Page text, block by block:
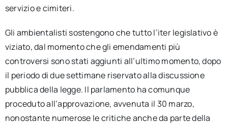
servizio e cimiteri.
Gli ambientalisti sostengono che tutto l’iter legislativo è
viziato, dal momento che gli emendamenti più
controversi sono stati aggiunti all’ultimo momento, dopo
il periodo di due settimane riservato alla discussione
pubblica della legge. Il parlamento ha comunque
proceduto all’approvazione, avvenuta il 30 marzo,
nonostante numerose le critiche anche da parte della